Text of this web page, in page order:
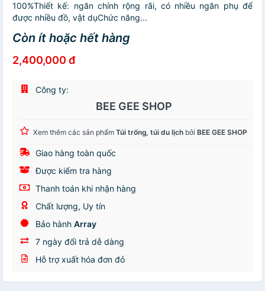
100%Thiết kế: ngăn chính rộng rãi, có nhiều ngăn phụ để
được nhiều đồ, vật dụChức năng...
Còn ít hoặc hết hàng
2,400,000 đ
Công ty:
BEE GEE SHOP
Xem thêm các sản phẩm Túi trống, túi du lịch bởi BEE GEE SHOP
Giao hàng toàn quốc
Được kiểm tra hàng
Thanh toán khi nhận hàng
Chất lượng, Uy tín
Bảo hành Array
7 ngày đổi trả dễ dàng
Hỗ trợ xuất hóa đơn đỏ